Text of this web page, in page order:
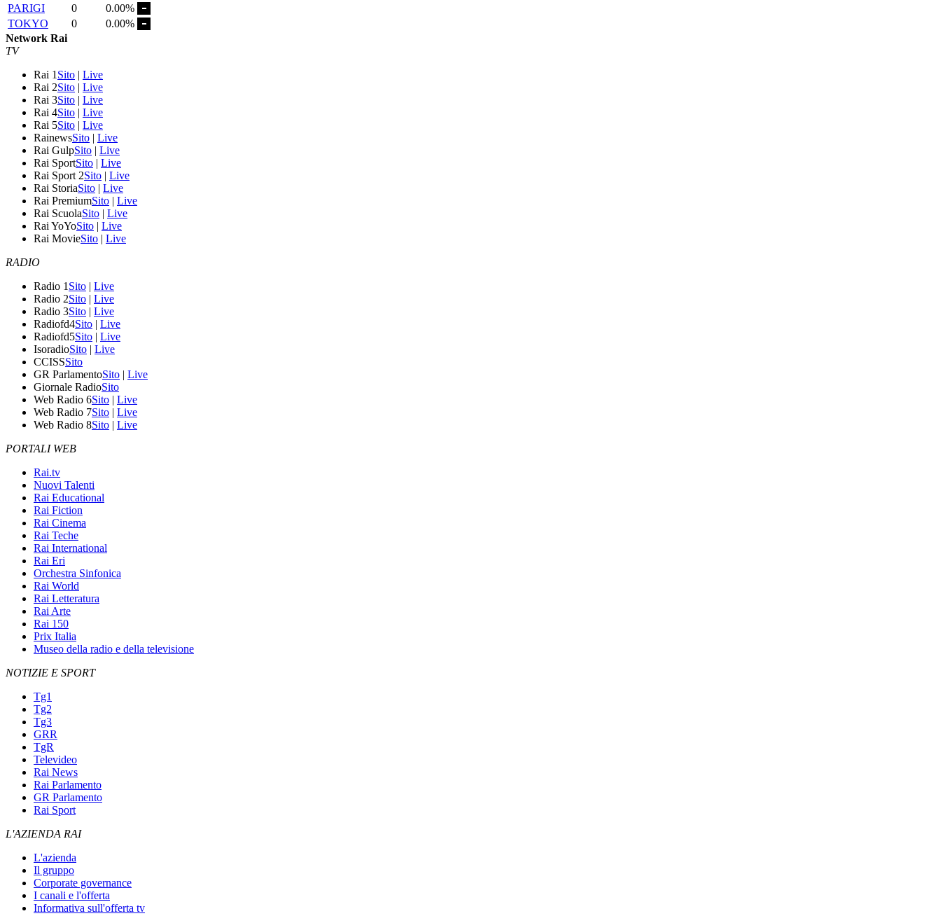
PARIGI
0
0.00%
TOKYO
0
0.00%
Network Rai
TV
Rai 1 Sito | Live
Rai 2Sito | Live
Rai 3Sito | Live
Rai 4Sito | Live
Rai 5Sito | Live
RainewsSito | Live
Rai GulpSito | Live
Rai SportSito | Live
Rai Sport 2Sito | Live
Rai StoriaSito | Live
Rai PremiumSito | Live
Rai ScuolaSito | Live
Rai YoYoSito | Live
Rai MovieSito | Live
RADIO
Radio 1 Sito | Live
Radio 2Sito | Live
Radio 3Sito | Live
Radiofd4Sito | Live
Radiofd5Sito | Live
IsoradioSito | Live
CCISSSito
GR ParlamentoSito | Live
Giornale RadioSito
Web Radio 6Sito | Live
Web Radio 7Sito | Live
Web Radio 8Sito | Live
PORTALI WEB
Rai.tv
Nuovi Talenti
Rai Educational
Rai Fiction
Rai Cinema
Rai Teche
Rai International
Rai Eri
Orchestra Sinfonica
Rai World
Rai Letteratura
Rai Arte
Rai 150
Prix Italia
Museo della radio e della televisione
NOTIZIE E SPORT
Tg1
Tg2
Tg3
GRR
TgR
Televideo
Rai News
Rai Parlamento
GR Parlamento
Rai Sport
L'AZIENDA RAI
L'azienda
Il gruppo
Corporate governance
I canali e l'offerta
Informativa sull'offerta tv